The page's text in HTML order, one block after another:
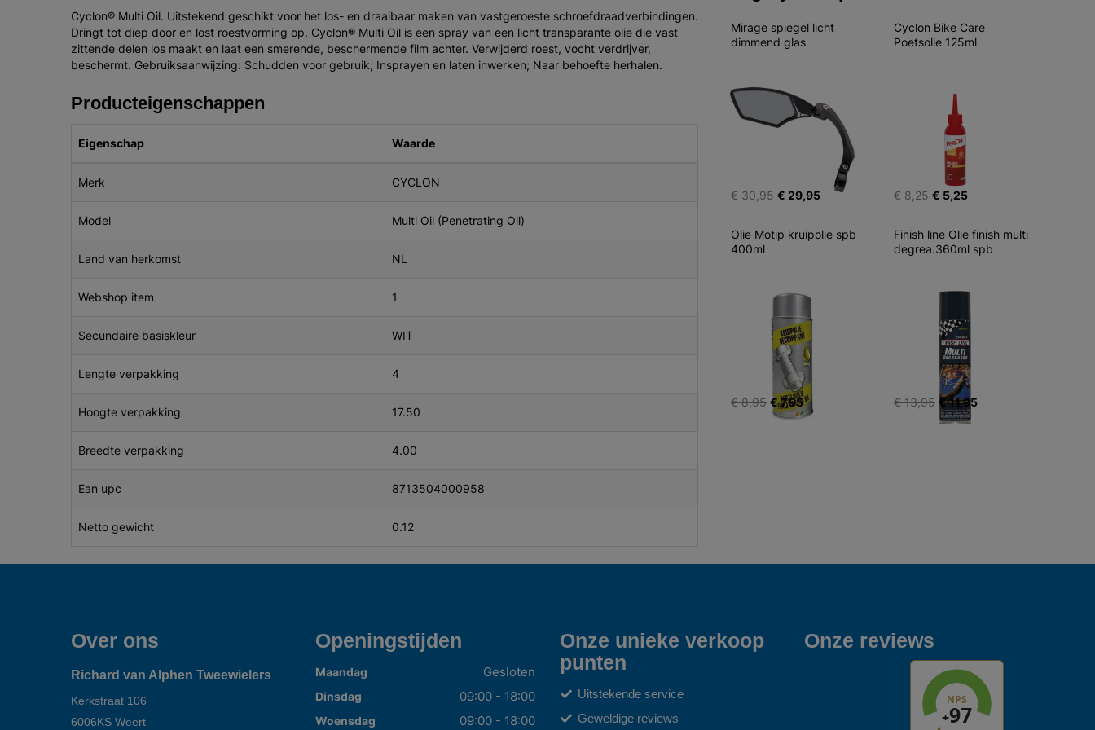
Cyclon® Multi Oil. Uitstekend geschikt voor het los- en draaibaar maken van vastgeroeste schroefdraadverbindingen.
Dringt tot diep door en lost roestvorming op. Cyclon® Multi Oil is een spray van een licht transparante olie die vast
zittende delen los maakt en laat een smerende, beschermende film achter. Verwijderd roest, vocht verdrijver,
beschermt. Gebruiksaanwijzing: Schudden voor gebruik; Insprayen en laten inwerken; Naar behoefte herhalen.
Producteigenschappen
Eigenschap Waarde
Merk CYCLON
Model Multi Oil (Penetrating Oil)
Land van herkomst NL
Webshop item 1
Secundaire basiskleur WIT
Lengte verpakking 4
Hoogte verpakking 17.50
Breedte verpakking 4.00
Ean upc 8713504000958
Netto gewicht 0.12
Mirage spiegel licht
dimmend glas
€ 30,95 € 29,95
Cyclon Bike Care
Poetsolie 125ml
€ 8,25 € 5,25
Olie Motip kruipolie spb
400ml
€ 8,95 € 7,95
Finish line Olie finish multi
degrea.360ml spb
€ 13,95 € 11,95
Over ons
Richard van Alphen Tweewielers
Kerkstraat 106
6006KS Weert
Openingstijden
Maandag Gesloten
Dinsdag 09:00 - 18:00
Woensdag 09:00 - 18:00
Onze unieke verkoop
punten
Uitstekende service
Geweldige reviews
Onze reviews